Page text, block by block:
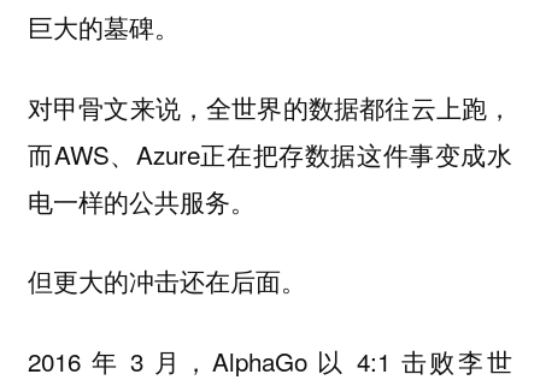
巨大的墓碑。
对甲骨文来说，全世界的数据都往云上跑，
而AWS、Azure正在把存数据这件事变成水
电一样的公共服务。
但更大的冲击还在后面。
2016 年 3 月，AlphaGo 以 4:1 击败李世